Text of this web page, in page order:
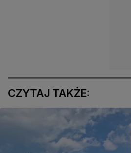
CZYTAJ TAKŻE: